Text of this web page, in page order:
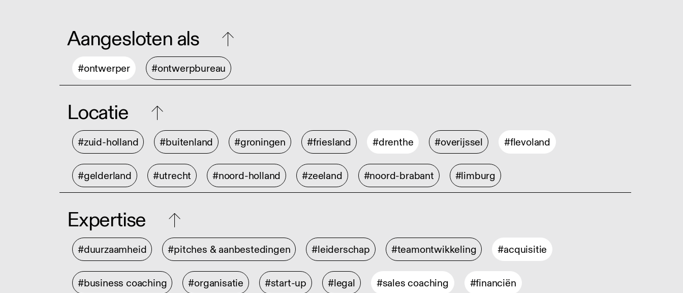
Aangesloten als
#ontwerper #ontwerpbureau
Locatie
#zuid-holland #buitenland #groningen #friesland #drenthe #overijssel #flevoland
#gelderland #utrecht #noord-holland #zeeland #noord-brabant #limburg
Expertise
#duurzaamheid #pitches & aanbestedingen #leiderschap #teamontwikkeling #acquisitie
#business coaching #organisatie #start-up #legal #sales coaching #financiën